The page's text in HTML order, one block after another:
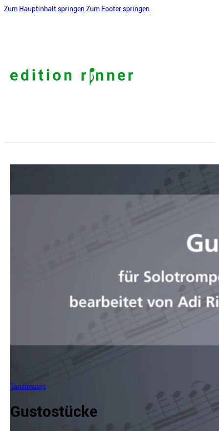
Zum Hauptinhalt springen Zum Footer springen
Tanzlmusig
Gustostücke